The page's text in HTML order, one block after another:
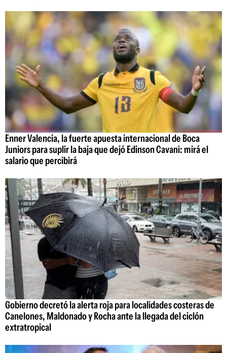
Enner Valencia, la fuerte apuesta internacional de Boca
Juniors para suplir la baja que dejó Edinson Cavani: mirá el
salario que percibirá
Gobierno decretó la alerta roja para localidades costeras de
Canelones, Maldonado y Rocha ante la llegada del ciclón
extratropical